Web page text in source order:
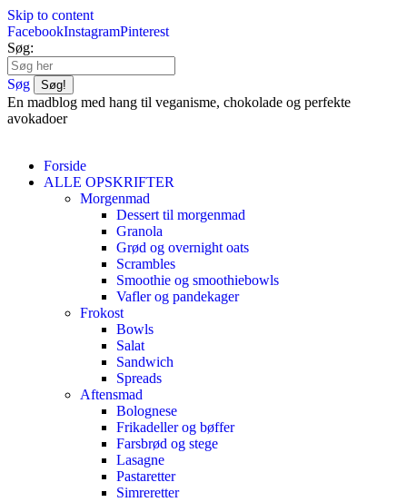
Skip to content
FacebookInstagramPinterest
Søg:
Søg
En madblog med hang til veganisme, chokolade og perfekte
avokadoer
Forside
ALLE OPSKRIFTER
Morgenmad
Dessert til morgenmad
Granola
Grød og overnight oats
Scrambles
Smoothie og smoothiebowls
Vafler og pandekager
Frokost
Bowls
Salat
Sandwich
Spreads
Aftensmad
Bolognese
Frikadeller og bøffer
Farsbrød og stege
Lasagne
Pastaretter
Simreretter